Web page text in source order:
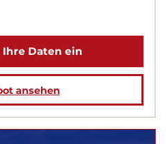
Ihre Daten ein
ansehen